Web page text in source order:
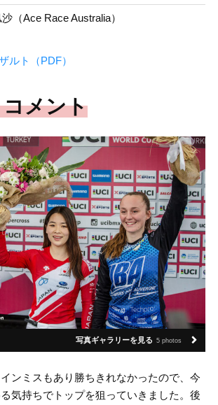
（Ace Race Australia）
ルト（PDF）
メント
写真ギャラリーを見る 5 photos
ンミスもあり勝ちきれなかったので、今
気持ちでトップを狙っていきました。後